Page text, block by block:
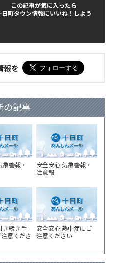
この記事が気に入ったら
日町タウン情報にいいね！しよう
報を
の記事
象警報・
安全安心:気象警報・
注意報
き続き手
意くださ
安全安心:熱中症にご
注意ください